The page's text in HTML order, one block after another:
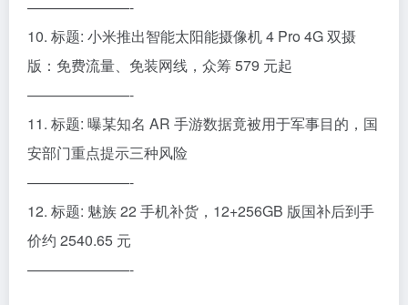
———————-
10. 标题: 小米推出智能太阳能摄像机 4 Pro 4G 双摄
版：免费流量、免装网线，众筹 579 元起
———————-
11. 标题: 曝某知名 AR 手游数据竟被用于军事目的，国
安部门重点提示三种风险
———————-
12. 标题: 魅族 22 手机补货，12+256GB 版国补后到手
价约 2540.65 元
———————-